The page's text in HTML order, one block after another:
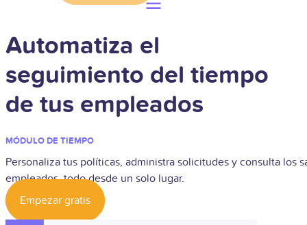
Automatiza el
seguimiento del tiempo
de tus empleados
MÓDULO DE TIEMPO
Personaliza tus políticas, administra solicitudes y consulta los
empleados, todo desde un solo lugar.
Empezar gratis